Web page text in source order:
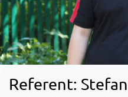
Referent: